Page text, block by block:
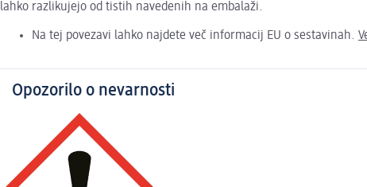
lahko razlikujejo od tistih navedenih na embalaži.
Na tej povezavi lahko najdete več informacij EU o sestavinah.
Opozorilo o nevarnosti